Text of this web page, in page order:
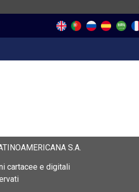
S.A.
cartacee e digitali